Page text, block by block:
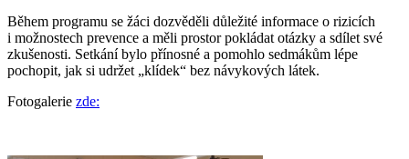
Během programu se žáci dozvěděli důležité informace o rizicích
i možnostech prevence a měli prostor pokládat otázky a sdílet své
zkušenosti. Setkání bylo přínosné a pomohlo sedmákům lépe
pochopit, jak si udržet „klídek“ bez návykových látek.
Fotogalerie zde: